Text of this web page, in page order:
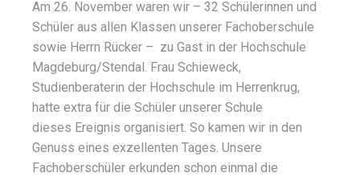
Am 26. November waren wir – 32 Schülerinnen und
Schüler aus allen Klassen unserer Fachoberschule
sowie Herrn Rücker – zu Gast in der Hochschule
Magdeburg/Stendal. Frau Schieweck,
Studienberaterin der Hochschule im Herrenkrug,
hatte extra für die Schüler unserer Schule
dieses Ereignis organisiert. So kamen wir in den
Genuss eines exzellenten Tages. Unsere
Fachoberschüler erkunden schon einmal die